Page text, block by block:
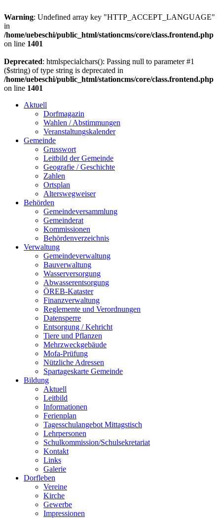
Warning: Undefined array key "HTTP_ACCEPT_LANGUAGE"
in
/home/uebeschi/public_html/stationcms/core/class.frontend.php
on line 1401
Deprecated: htmlspecialchars(): Passing null to parameter #1
($string) of type string is deprecated in
/home/uebeschi/public_html/stationcms/core/class.frontend.php
on line 1401
Aktuell
Dorfmagazin
Wahlen / Abstimmungen
Veranstaltungskalender
Gemeinde
Grusswort
Leitbild der Gemeinde
Geografie / Geschichte
Zahlen
Ortsplan
Alterswegweiser
Behörden
Gemeindeversammlung
Gemeinderat
Kommissionen
Behördenverzeichnis
Verwaltung
Gemeindeverwaltung
Bauverwaltung
Wasserversorgung
Abwasserentsorgung
ÖREB-Kataster
Finanzverwaltung
Reglemente und Verordnungen
Datensperre
Entsorgung / Kehricht
Tiere und Pflanzen
Mehrzweckgebäude
Mofa-Prüfung
Nützliche Adressen
Spartageskarte Gemeinde
Bildung
Aktuell
Leitbild
Informationen
Ferienplan
Tagesschulangebot Mittagstisch
Lehrpersonen
Schulkommission/Schulsekretariat
Kontakt
Links
Galerie
Dorfleben
Vereine
Kirche
Gewerbe
Impressionen